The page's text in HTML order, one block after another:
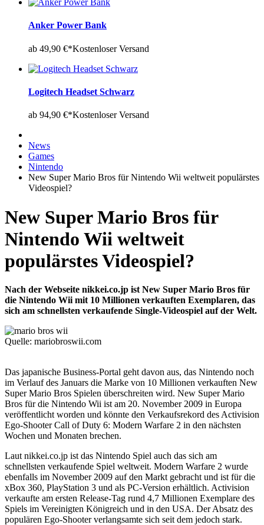
Anker Power Bank
ab 49,90 €*Kostenloser Versand
Logitech Headset Schwarz
ab 94,90 €*Kostenloser Versand
News
Games
Nintendo
New Super Mario Bros für Nintendo Wii weltweit populärstes
Videospiel?
New Super Mario Bros für
Nintendo Wii weltweit
populärstes Videospiel?
Nach der Webseite nikkei.co.jp ist New Super Mario Bros für
die Nintendo Wii mit 10 Millionen verkauften Exemplaren, das
sich am schnellsten verkaufende Single-Videospiel auf der Welt.
Quelle: mariobroswii.com
Das japanische Business-Portal geht davon aus, das Nintendo noch
im Verlauf des Januars die Marke von 10 Millionen verkauften New
Super Mario Bros Spielen überschreiten wird. New Super Mario
Bros für die Nintendo Wii ist am 20. November 2009 in Europa
veröffentlicht worden und könnte den Verkaufsrekord des Activision
Ego-Shooter Call of Duty 6: Modern Warfare 2 in den nächsten
Wochen und Monaten brechen.
Laut nikkei.co.jp ist das Nintendo Spiel auch das sich am
schnellsten verkaufende Spiel weltweit. Modern Warfare 2 wurde
ebenfalls im November 2009 auf den Markt gebracht und ist für die
xBox 360, PlayStation 3 und als PC-Version erhältlich. Activision
verkaufte am ersten Release-Tag rund 4,7 Millionen Exemplare des
Spiels im Vereinigten Königreich und in den USA. Der Absatz des
populären Ego-Shooter verlangsamte sich seit dem jedoch stark.